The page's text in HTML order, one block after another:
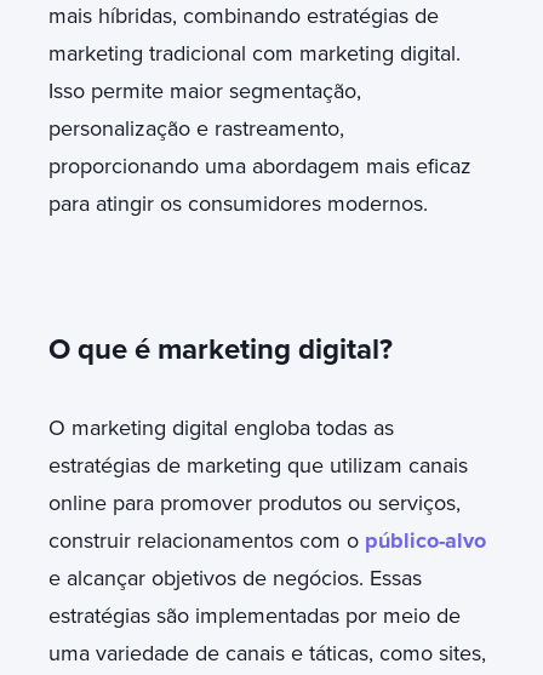
mais híbridas, combinando estratégias de
marketing tradicional com marketing digital.
Isso permite maior segmentação,
personalização e rastreamento,
proporcionando uma abordagem mais eficaz
para atingir os consumidores modernos.
O que é marketing digital?
O marketing digital engloba todas as
estratégias de marketing que utilizam canais
online para promover produtos ou serviços,
construir relacionamentos com o público-alvo
e alcançar objetivos de negócios. Essas
estratégias são implementadas por meio de
uma variedade de canais e táticas, como sites,